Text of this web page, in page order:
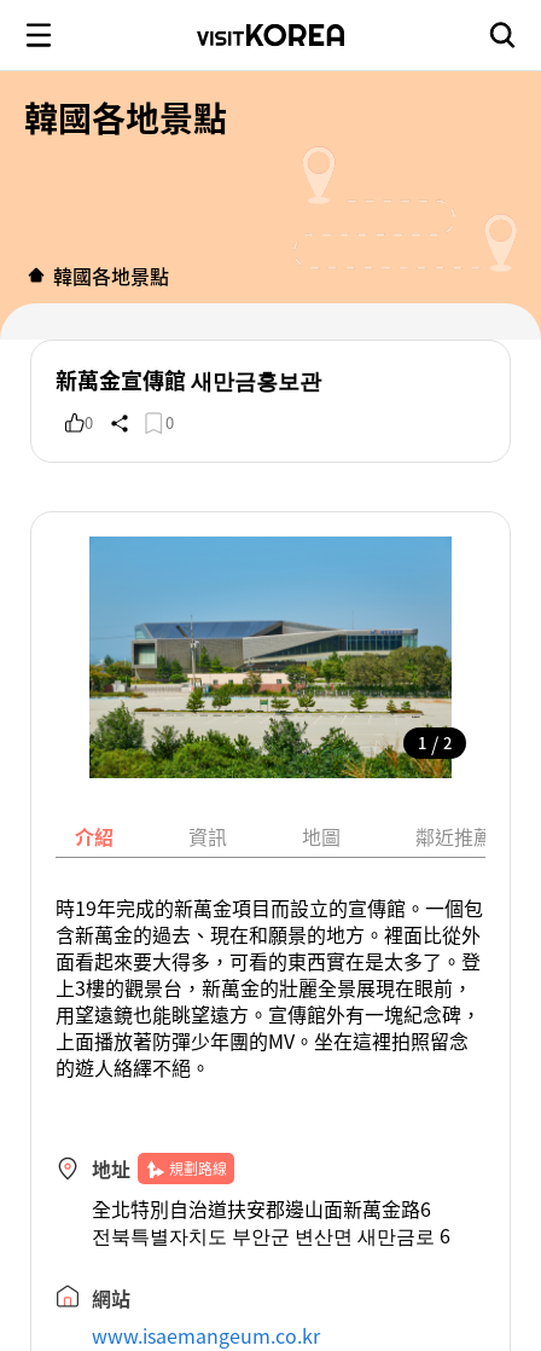
韓國各地景點
韓國各地景點
新萬金宣傳館 새만금홍보관
0 0
1 / 2
介紹 資訊 地圖 鄰近推薦景點
時19年完成的新萬金項目而設立的宣傳館。一個包
含新萬金的過去、現在和願景的地方。裡面比從外
面看起來要大得多，可看的東西實在是太多了。登
上3樓的觀景台，新萬金的壯麗全景展現在眼前，
用望遠鏡也能眺望遠方。宣傳館外有一塊紀念碑，
上面播放著防彈少年團的MV。坐在這裡拍照留念
的遊人絡繹不絕。
地址 規劃路線
全北特別自治道扶安郡邊山面新萬金路6
전북특별자치도 부안군 변산면 새만금로 6
網站
www.isaemangeum.co.kr